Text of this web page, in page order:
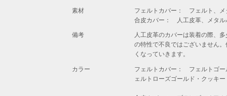
素材
フェルトカバー： フェルト、メ
合皮カバー： 人工皮革、メタル
備考
人工皮革のカバーは装着の際、
の特性で不良ではございません
くなっていきます。
カラー
フェルトカバー： フェルトゴー
ェルトローズゴールド・クッキ